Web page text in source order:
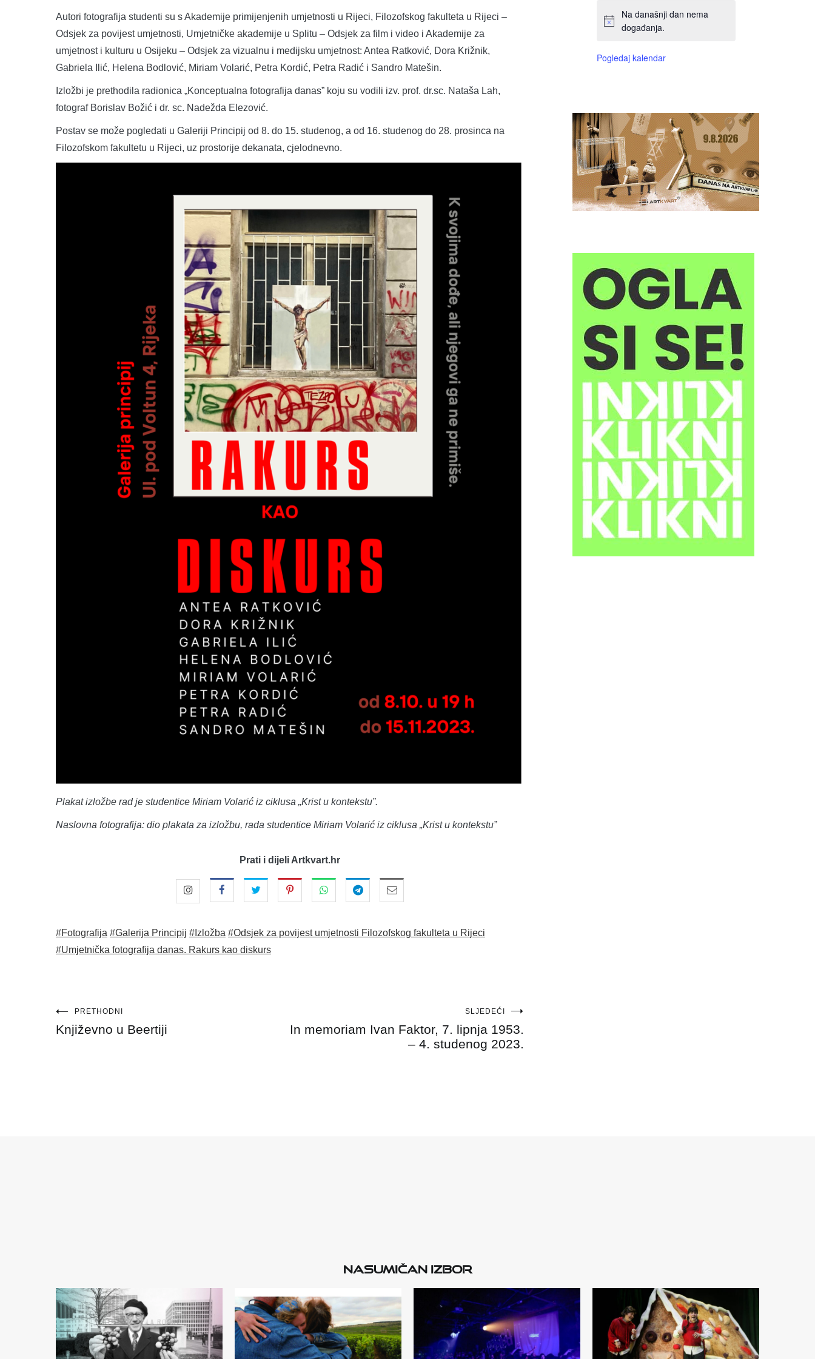
Autori fotografija studenti su s Akademije primijenjenih umjetnosti u Rijeci, Filozofskog fakulteta u Rijeci –
Odsjek za povijest umjetnosti, Umjetničke akademije u Splitu – Odsjek za film i video i Akademije za
umjetnost i kulturu u Osijeku – Odsjek za vizualnu i medijsku umjetnost: Antea Ratković, Dora Križnik,
Gabriela Ilić, Helena Bodlović, Miriam Volarić, Petra Kordić, Petra Radić i Sandro Matešin.
Izložbi je prethodila radionica „Konceptualna fotografija danas” koju su vodili izv. prof. dr.sc. Nataša Lah,
fotograf Borislav Božić i dr. sc. Nadežda Elezović.
Postav se može pogledati u Galeriji Principij od 8. do 15. studenog, a od 16. studenog do 28. prosinca na
Filozofskom fakultetu u Rijeci, uz prostorije dekanata, cjelodnevno.
Plakat izložbe rad je studentice Miriam Volarić iz ciklusa „Krist u kontekstu”.
Naslovna fotografija: dio plakata za izložbu, rada studentice Miriam Volarić iz ciklusa „Krist u kontekstu”
Prati i dijeli Artkvart.hr
#Fotografija #Galerija Principij #Izložba #Odsjek za povijest umjetnosti Filozofskog fakulteta u Rijeci
#Umjetnička fotografija danas. Rakurs kao diskurs
Navigacija
objava
PRETHODNI
Književno u Beertiji
SLJEDEĆI
In memoriam Ivan Faktor, 7. lipnja 1953.
– 4. studenog 2023.
Na današnji dan nema
događanja.
Pogledaj kalendar
Nasumičan izbor